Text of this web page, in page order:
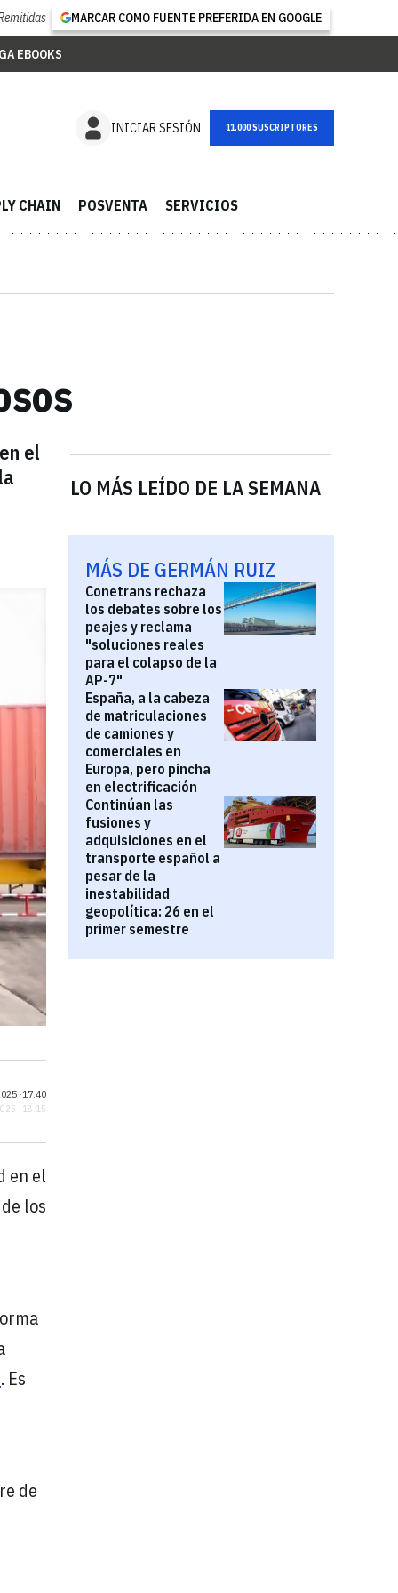
MARCAR COMO FUENTE PREFERIDA EN GOOGLE
EBOOKS
INICIAR SESIÓN NEWSLETTER
CHAIN POSVENTA SERVICIOS
el
LO MÁS LEÍDO DE LA SEMANA
MÁS DE GERMÁN RUIZ
Conetrans rechaza
los debates sobre los
peajes y reclama
"soluciones reales
para el colapso de la
AP-7"
España, a la cabeza
de matriculaciones
de camiones y
comerciales en
Europa, pero pincha
en electrificación
Continúan las
fusiones y
adquisiciones en el
transporte español a
pesar de la
inestabilidad
geopolítica: 26 en el
primer semestre
·17:40
· 18:15
en el
los
. Es
de